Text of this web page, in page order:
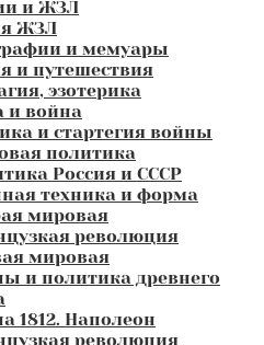
и ЖЗЛ
ЖЗЛ
и мемуары
и путешествия
эзотерика
и война
и стартегия войны
политика
Россия и СССР
техника и форма
мировая
революция
мировая
и политика древнего
1812. Наполеон
революция